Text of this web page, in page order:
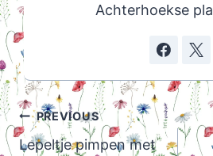
Achterhoekse
Post
navigation
PREVIOUS
Lepeltje pimpen met